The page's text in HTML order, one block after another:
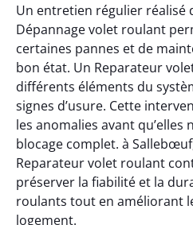
Un entretien régulier réalisé
Dépannage volet roulant
certaines pannes et de
bon état. Un Reparateur
différents éléments du
signes d’usure. Cette
les anomalies avant
blocage complet. à
Reparateur volet roulant
préserver la fiabilité et la
roulants tout en améliorant
logement.